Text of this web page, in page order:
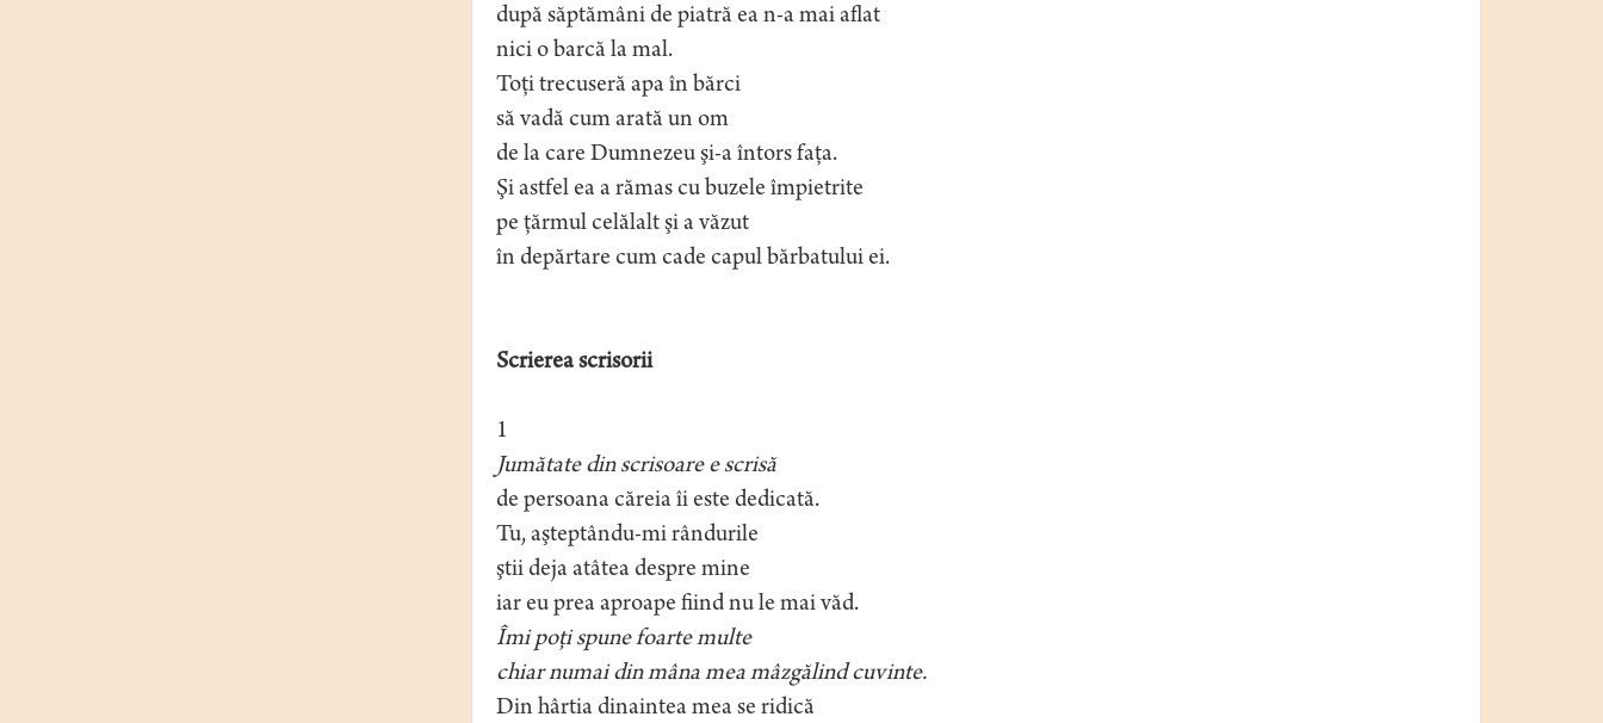
după săptămâni de piatră ea n-a mai aflat
nici o barcă la mal.
Toţi trecuseră apa în bărci
să vadă cum arată un om
de la care Dumnezeu şi-a întors faţa.
Şi astfel ea a rămas cu buzele împietrite
pe ţărmul celălalt şi a văzut
în depărtare cum cade capul bărbatului ei.
Scrierea scrisorii
1
Jumătate din scrisoare e scrisă
de persoana căreia îi este dedicată.
Tu, aşteptându-mi rândurile
ştii deja atâtea despre mine
iar eu prea aproape fiind nu le mai văd.
Îmi poţi spune foarte multe
chiar numai din mâna mea mâzgălind cuvinte.
Din hârtia dinaintea mea se ridică